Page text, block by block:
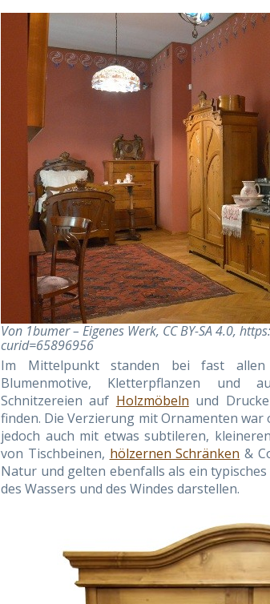
Von 1bumer – Eigenes Werk, CC BY-SA 4.0,
curid=65896956
Im Mittelpunkt standen bei fast
Blumenmotive, Kletterpflanzen und
Schnitzereien auf Holzmöbeln und
finden. Die Verzierung mit Ornamenten
jedoch auch mit etwas subtileren,
von Tischbeinen, hölzernen Schränken &
Natur und gelten ebenfalls als ein
des Wassers und des Windes darstellen.